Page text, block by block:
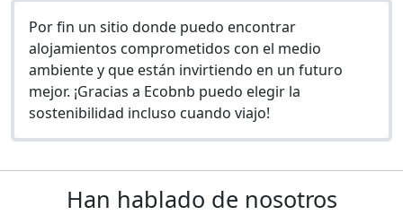
Por fin un sitio donde puedo encontrar
alojamientos comprometidos con el medio
ambiente y que están invirtiendo en un futuro
mejor. ¡Gracias a Ecobnb puedo elegir la
sostenibilidad incluso cuando viajo!
Han hablado de nosotros